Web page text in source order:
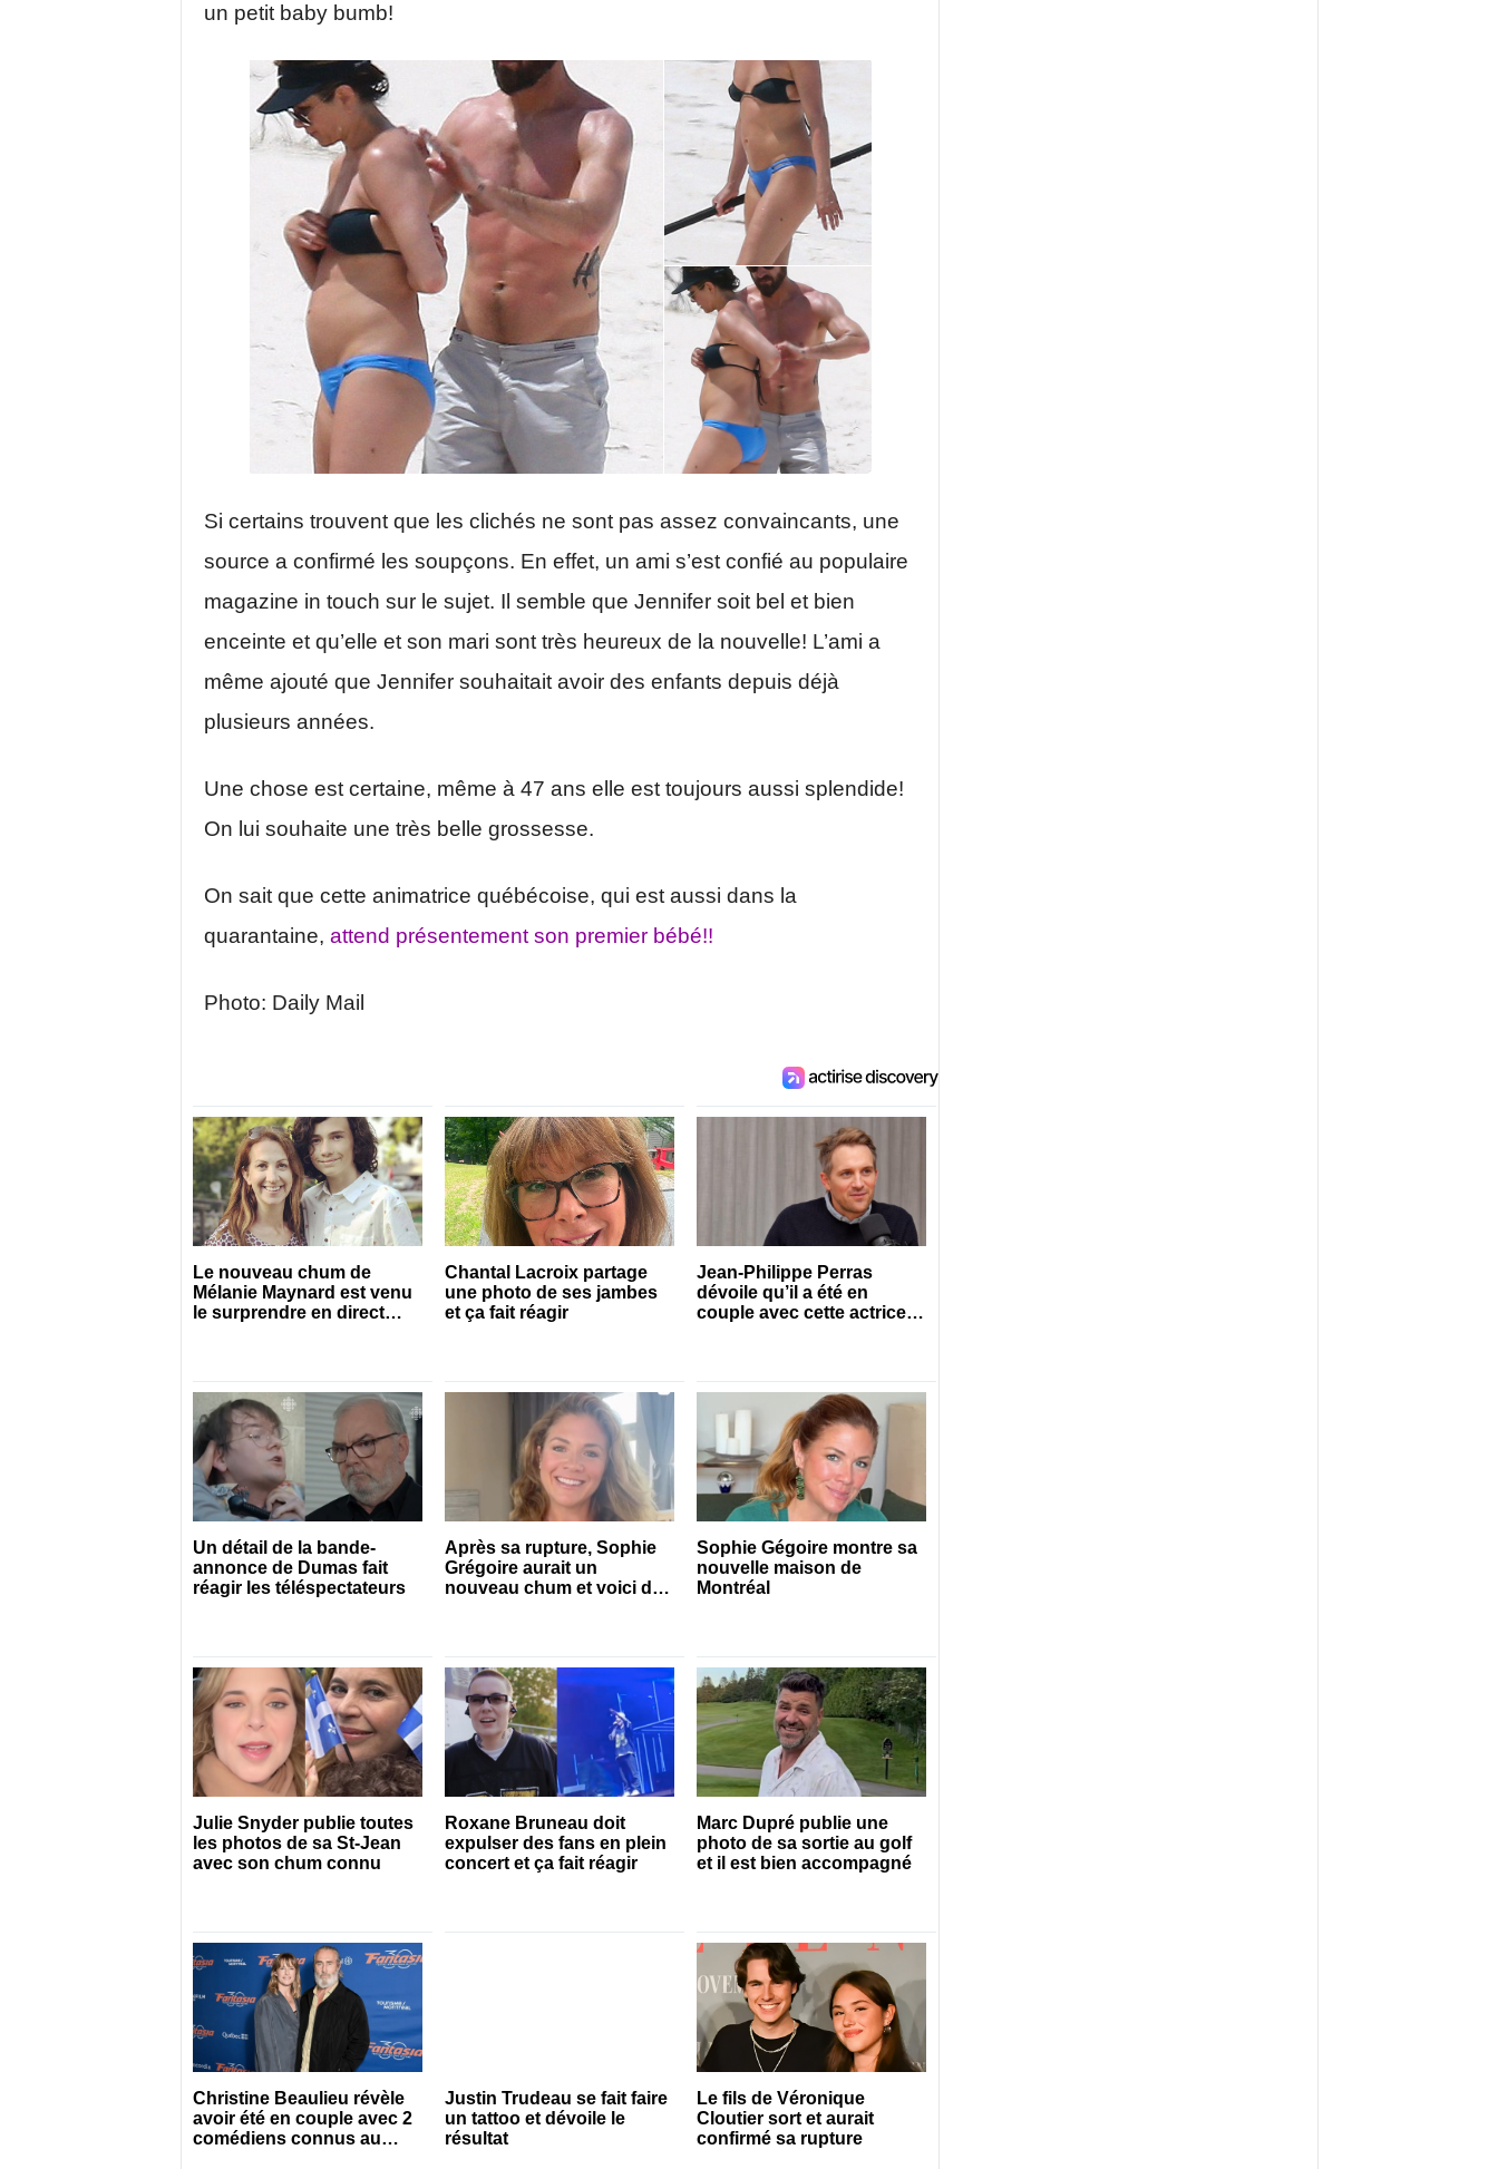
un petit baby bumb!
Si certains trouvent que les clichés ne sont pas assez convaincants, une
source a confirmé les soupçons. En effet, un ami s’est confié au populaire
magazine in touch sur le sujet. Il semble que Jennifer soit bel et bien
enceinte et qu’elle et son mari sont très heureux de la nouvelle! L’ami a
même ajouté que Jennifer souhaitait avoir des enfants depuis déjà
plusieurs années.
Une chose est certaine, même à 47 ans elle est toujours aussi splendide!
On lui souhaite une très belle grossesse.
On sait que cette animatrice québécoise, qui est aussi dans la
quarantaine, attend présentement son premier bébé!!
Photo: Daily Mail
Le nouveau chum de
Mélanie Maynard est venu
le surprendre en direct
Chantal Lacroix partage
une photo de ses jambes
et ça fait réagir
Jean-Philippe Perras
dévoile qu’il a été en
couple avec cette actrice
Un détail de la bande-
annonce de Dumas fait
réagir les téléspectateurs
Après sa rupture, Sophie
Grégoire aurait un
nouveau chum et voici de
Sophie Gégoire montre sa
nouvelle maison de
Montréal
Julie Snyder publie toutes
les photos de sa St-Jean
avec son chum connu
Roxane Bruneau doit
expulser des fans en plein
concert et ça fait réagir
Marc Dupré publie une
photo de sa sortie au golf
et il est bien accompagné
Christine Beaulieu révèle
avoir été en couple avec 2
comédiens connus au
Justin Trudeau se fait faire
un tattoo et dévoile le
résultat
Le fils de Véronique
Cloutier sort et aurait
confirmé sa rupture